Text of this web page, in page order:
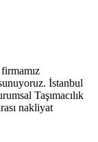
İstanbul
Taşımacılık
nakliyat